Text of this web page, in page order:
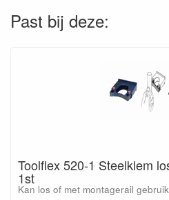
Past bij deze:
Toolflex 520-1 Steelklem
1st
Kan los of met montagerail